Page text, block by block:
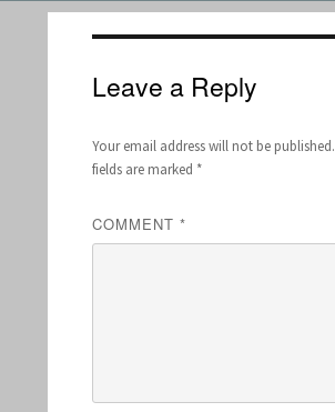
Leave a Reply
Your email address will not be published.
fields are marked *
COMMENT *